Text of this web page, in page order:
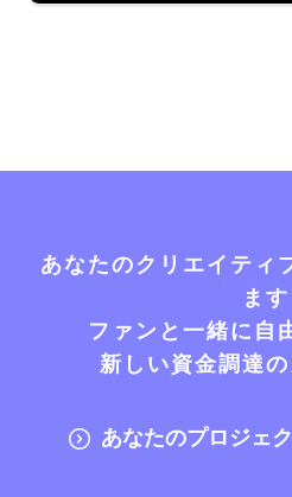
あなたのクリエイティ
ます
ファンと一緒に自
新しい資金調達
あなたのプロジェ